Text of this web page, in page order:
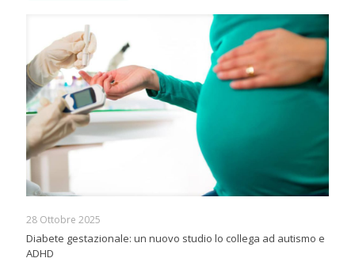
28 Ottobre 2025
Diabete gestazionale: un nuovo studio lo collega ad autismo e
ADHD